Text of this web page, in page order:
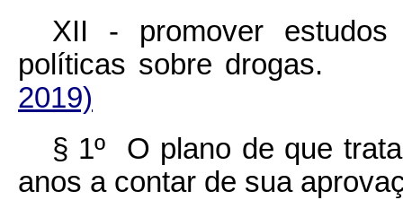
XII - promover
políticas sobre
2019)
§ 1º O plano de que
anos a contar de sua